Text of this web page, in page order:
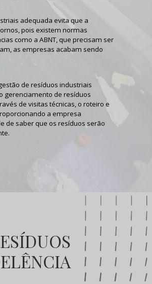
adequada evita que a
pois existem normas
como a ABNT, que precisam ser
as empresas acabam sendo
de resíduos industriais
gerenciamento de resíduos
de visitas técnicas, o roteiro e
a empresa
de saber que os resíduos serão